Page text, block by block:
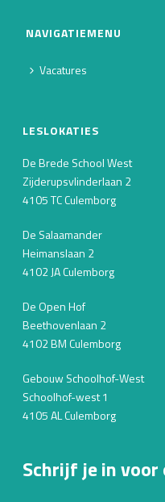
NAVIGATIEMENU
Vacatures
LESLOKATIES
De Brede School West
Zijderupsvlinderlaan 2
4105 TC Culemborg
De Salaamander
Heimanslaan 2
4102 JA Culemborg
De Open Hof
Beethovenlaan 2
4102 BM Culemborg
Gebouw Schoolhof-West
Schoolhof-west 1
4105 AL Culemborg
Schrijf je in